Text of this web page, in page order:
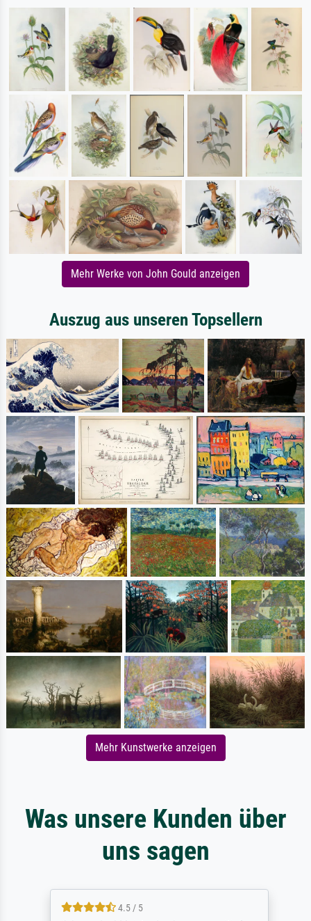
Mehr Werke von John Gould anzeigen
Auszug aus unseren Topsellern
Mehr Kunstwerke anzeigen
Was unsere Kunden über
uns sagen
4.5 / 5